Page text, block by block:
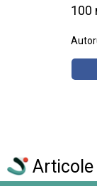
100
Articole